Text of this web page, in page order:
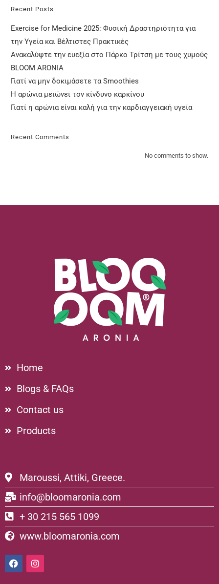
Recent Posts
Exercise for Medicine 2025: Φυσική Δραστηριότητα για
την Υγεία και Βέλτιστες Πρακτικές
Ανακαλύψτε την ευεξία στο Πάρκο Τρίτση με τους χυμούς
BLOOM ARONIA
Γιατί να μην δοκιμάσετε τα Smoothies
Η αρώνια μειώνει τον κίνδυνο καρκίνου
Γιατί η αρώνια είναι καλή για την καρδιαγγειακή υγεία
Recent Comments
No comments to show.
Home
Blogs & FAQs
Contact us
Products
Maroussi, Attiki, Greece.
info@bloomaronia.com
+ 30 215 565 1099
www.bloomaronia.com